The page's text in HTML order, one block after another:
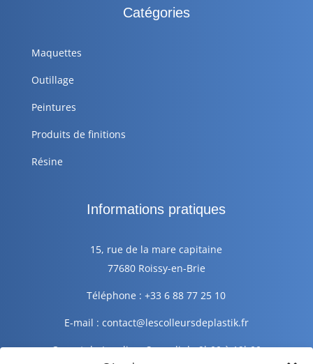
Catégories
Maquettes
Outillage
Peintures
Produits de finitions
Résine
Informations pratiques
15, rue de la mare capitaine
77680 Roissy-en-Brie
Téléphone : +33 6 88 77 25 10
E-mail : contact@lescolleursdeplastik.fr
Ouvert du Lundi au Samedi de 9h00 à 19h00